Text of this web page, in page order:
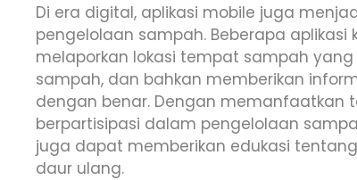
Di era digital, aplikasi mobile juga
pengelolaan sampah. Beberapa
melaporkan lokasi tempat sampah
sampah, dan bahkan memberikan
dengan benar. Dengan memanfaatkan
berpartisipasi dalam pengelolaan
juga dapat memberikan edukasi
daur ulang.